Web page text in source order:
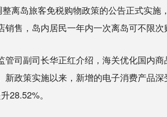
岛旅客免税购物政策的公告正式实施
售，岛内居民一年内一次离岛可不限次
司副司长华正红介绍，海关优化国内商
新政策实施以来，新增的电子消费产品
28.52%。